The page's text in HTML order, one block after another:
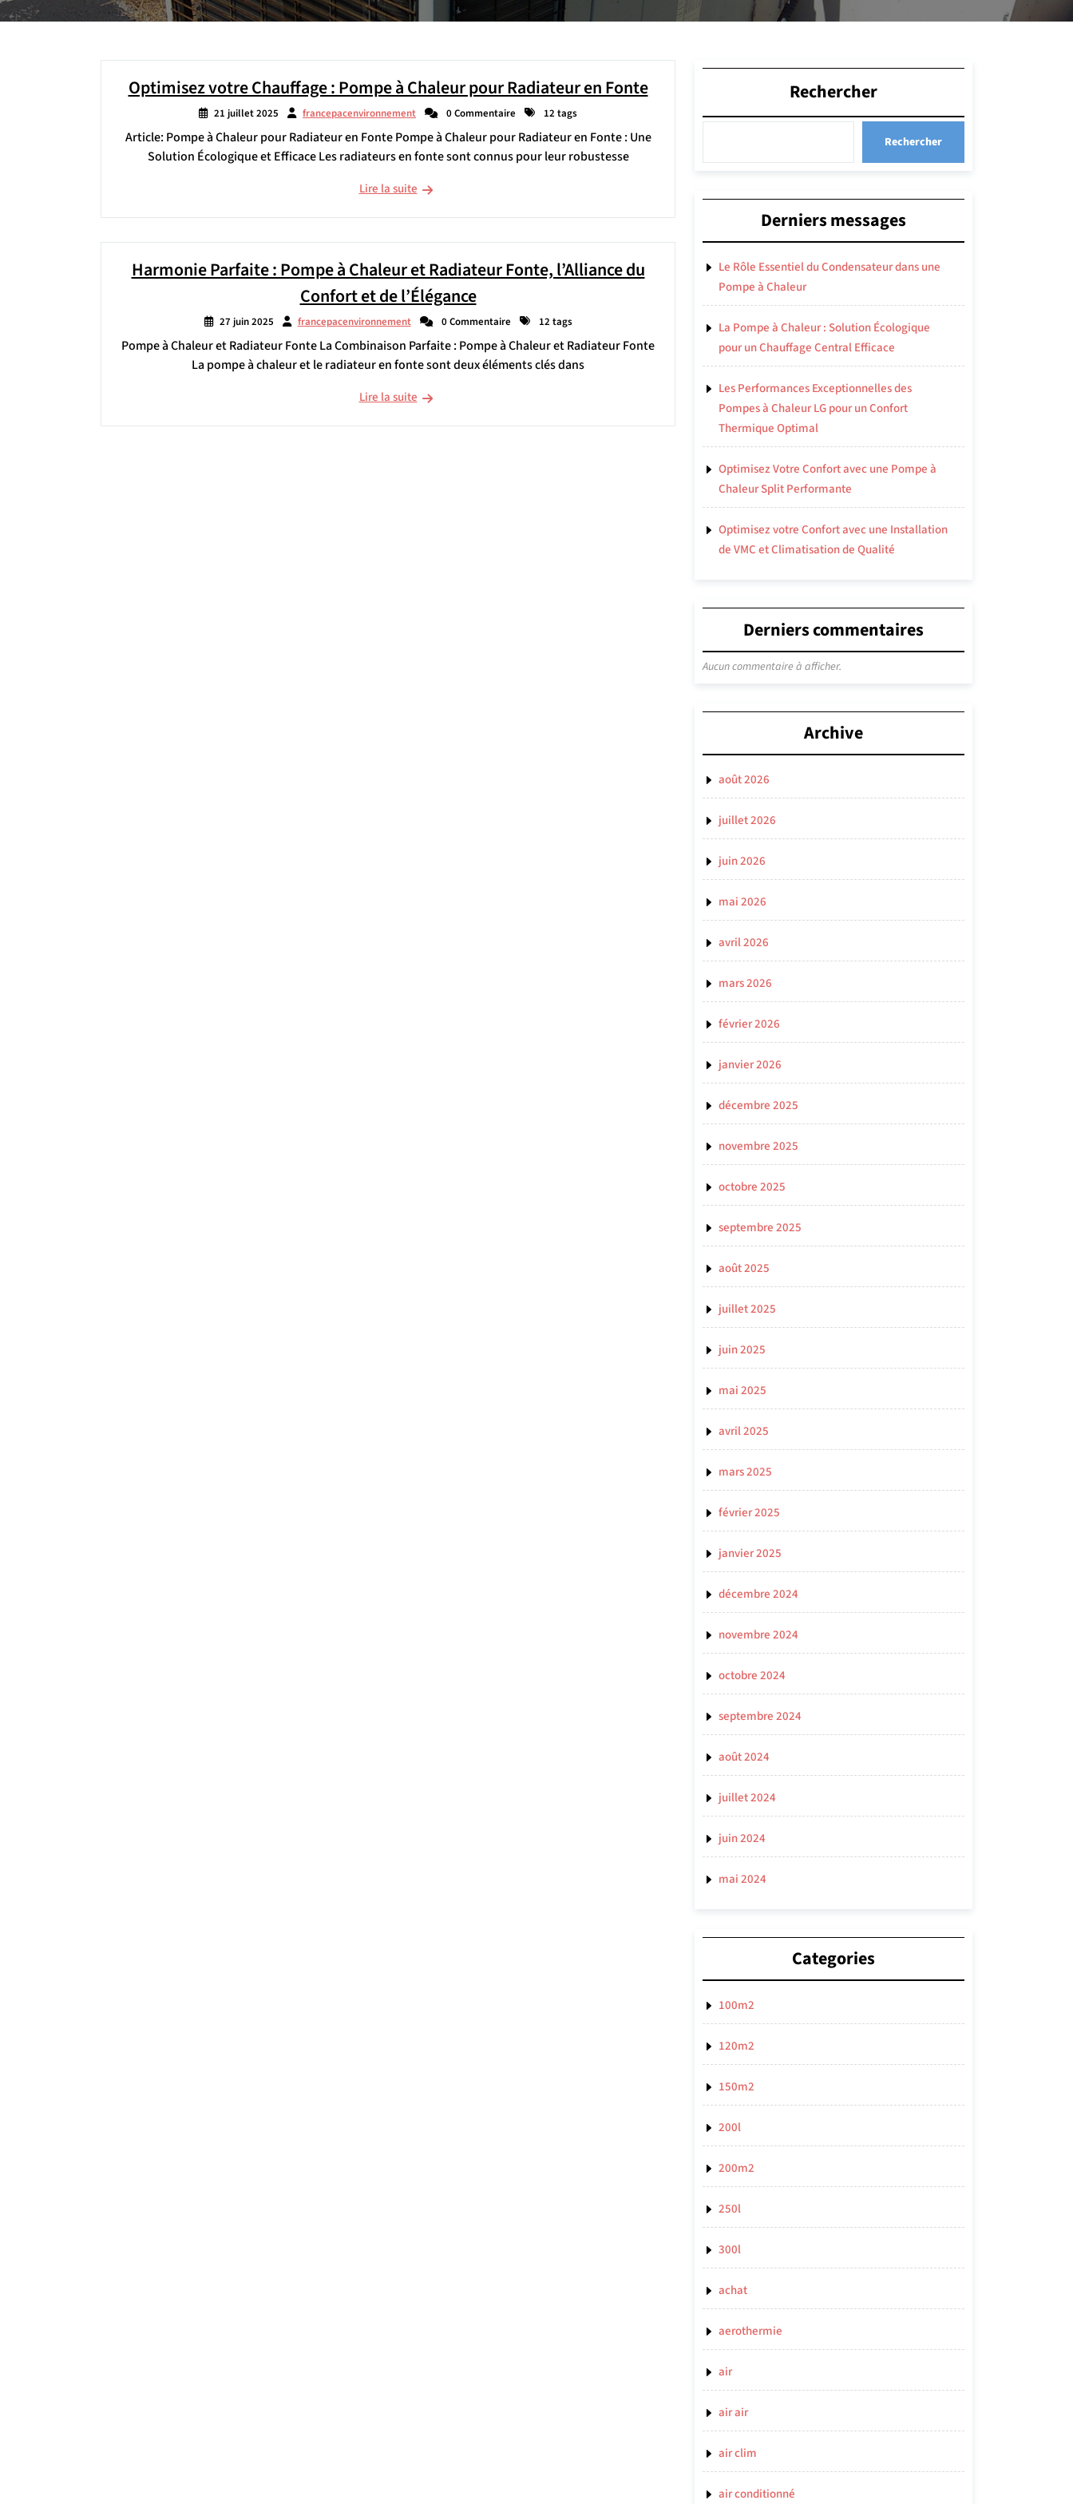
Optimisez votre Chauffage : Pompe à Chaleur pour Radiateur en Fonte
21 juillet 2025 francepacenvironnement 0 Commentaire 12 tags
Article: Pompe à Chaleur pour Radiateur en Fonte Pompe à Chaleur pour Radiateur en Fonte : Une
Solution Écologique et Efficace Les radiateurs en fonte sont connus pour leur robustesse
Lire la suite
Harmonie Parfaite : Pompe à Chaleur et Radiateur Fonte, l’Alliance du
Confort et de l’Élégance
27 juin 2025 francepacenvironnement 0 Commentaire 12 tags
Pompe à Chaleur et Radiateur Fonte La Combinaison Parfaite : Pompe à Chaleur et Radiateur Fonte
La pompe à chaleur et le radiateur en fonte sont deux éléments clés dans
Lire la suite
Rechercher
Rechercher
Derniers messages
Le Rôle Essentiel du Condensateur dans une
Pompe à Chaleur
La Pompe à Chaleur : Solution Écologique
pour un Chauffage Central Efficace
Les Performances Exceptionnelles des
Pompes à Chaleur LG pour un Confort
Thermique Optimal
Optimisez Votre Confort avec une Pompe à
Chaleur Split Performante
Optimisez votre Confort avec une Installation
de VMC et Climatisation de Qualité
Derniers commentaires
Aucun commentaire à afficher.
Archive
août 2026
juillet 2026
juin 2026
mai 2026
avril 2026
mars 2026
février 2026
janvier 2026
décembre 2025
novembre 2025
octobre 2025
septembre 2025
août 2025
juillet 2025
juin 2025
mai 2025
avril 2025
mars 2025
février 2025
janvier 2025
décembre 2024
novembre 2024
octobre 2024
septembre 2024
août 2024
juillet 2024
juin 2024
mai 2024
Categories
100m2
120m2
150m2
200l
200m2
250l
300l
achat
aerothermie
air
air air
air clim
air conditionné